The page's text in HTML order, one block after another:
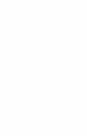
mat ha keleier
hoc'h anv